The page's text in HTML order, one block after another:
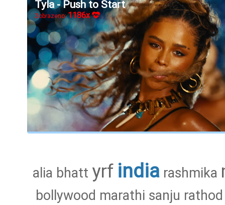
Tyla - Push to Start
Zobrazeno:1186x
alia bhatt yrf india rashmika
bollywood marathi sanju rathod